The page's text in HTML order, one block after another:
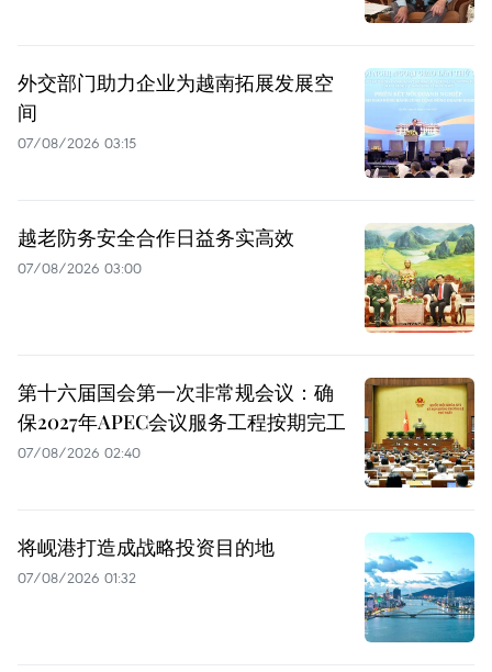
外交部门助力企业为越南拓展发展空
间
07/08/2026 03:15
越老防务安全合作日益务实高效
07/08/2026 03:00
第十六届国会第一次非常规会议：确
保2027年APEC会议服务工程按期完工
07/08/2026 02:40
将岘港打造成战略投资目的地
07/08/2026 01:32